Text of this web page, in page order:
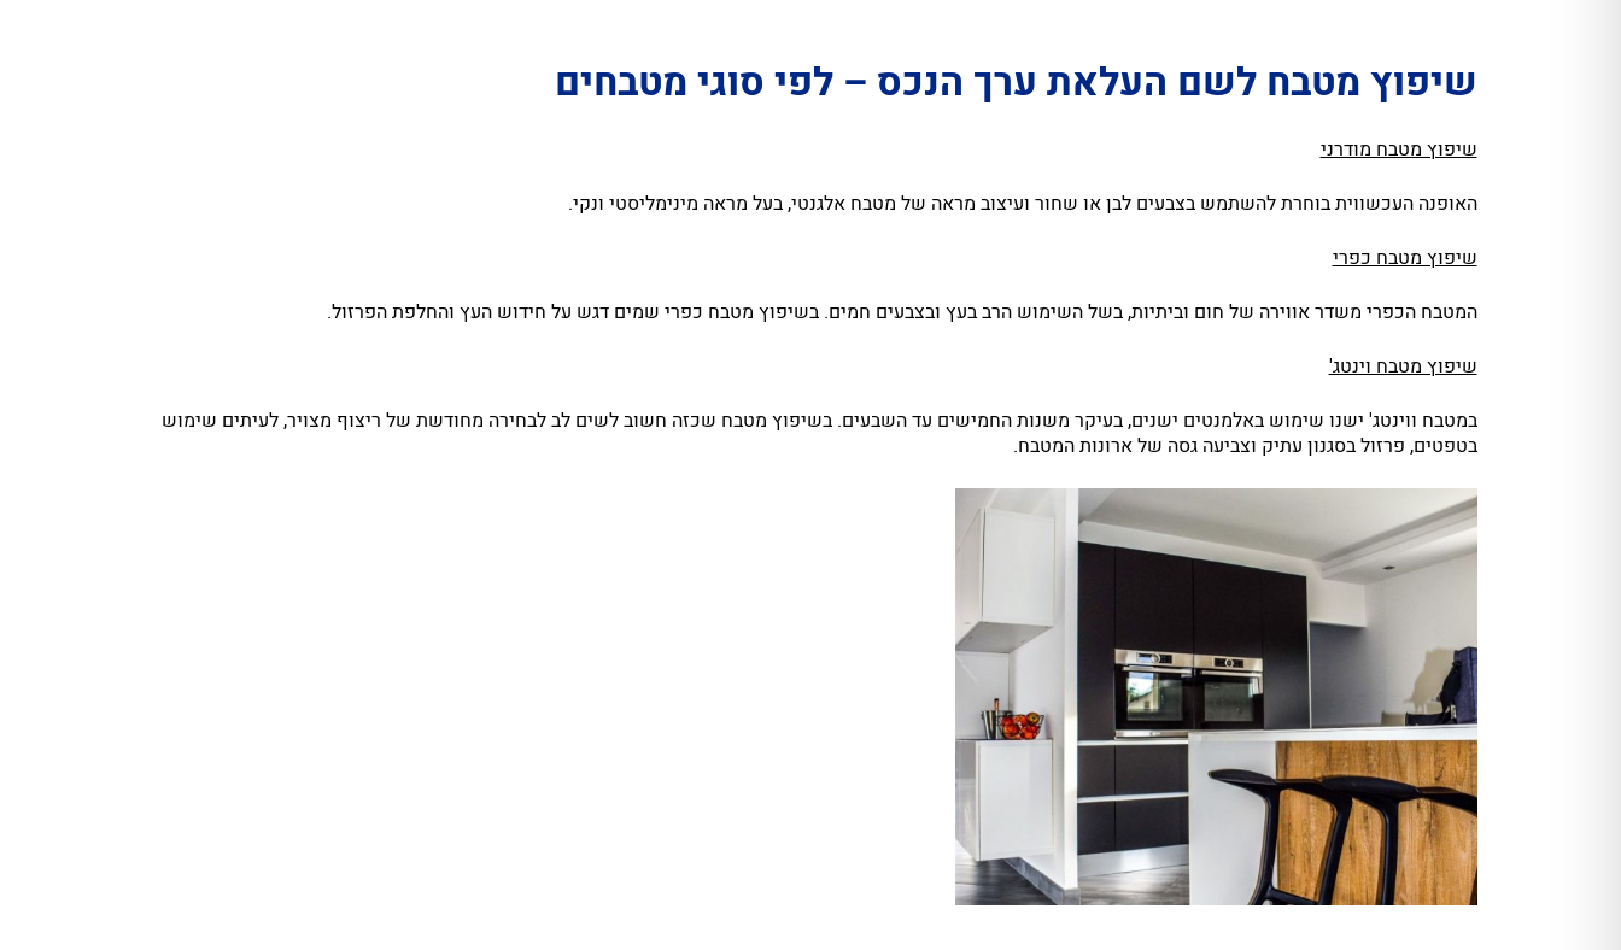
שיפוץ מטבח לשם העלאת ערך הנכס – לפי סוגי מטבחים
שיפוץ מטבח מודרני
האופנה העכשווית בוחרת להשתמש בצבעים לבן או שחור ועיצוב מראה של מטבח אלגנטי, בעל מראה מינימליסטי ונקי.
שיפוץ מטבח כפרי
המטבח הכפרי משדר אווירה של חום וביתיות, בשל השימוש הרב בעץ ובצבעים חמים. בשיפוץ מטבח כפרי שמים דגש על חידוש העץ והחלפת הפרזול.
שיפוץ מטבח וינטג'
במטבח ווינטג' ישנו שימוש באלמנטים ישנים, בעיקר משנות החמישים עד השבעים. בשיפוץ מטבח שכזה חשוב לשים לב לבחירה מחודשת של ריצוף מצויר, לעיתים שימוש
בטפטים, פרזול בסגנון עתיק וצביעה גסה של ארונות המטבח.